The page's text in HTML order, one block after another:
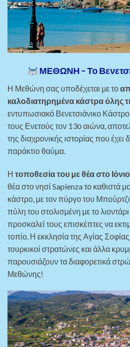
ΜΕΘΩΝΗ – Το
Η Μεθώνη σας υποδέχεται με το
καλοδιατηρημένα κάστρα όλης
εντυπωσιακό Βενετσιάνικο
τους Ενετούς τον 13ο αιώνα,
της διαχρονικής ιστορίας που
παράκτιο θαύμα.
Η τοποθεσία του με θέα στο
θέα στο νησί Sapienza το καθιστά
κάστρο, με τον πύργο του Μπούρτζι
πύλη του στολισμένη με το
προσκαλεί τους επισκέπτες να
τοπίο. Η εκκλησία της Αγίας
τουρκικοί στρατώνες και άλλα
παρουσιάζουν τα διαφορετικά
Μεθώνης!